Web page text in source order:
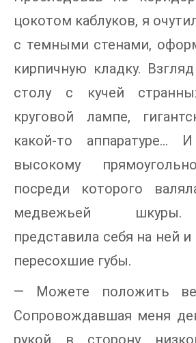
цокотом каблуков, я
с темными стенами,
кирпичную кладку.
столу с кучей
круговой лампе,
какой-то аппаратуре…
высокому
посреди которого
медвежьей
представила себя на ней
пересохшие губы.
— Можете положить
Сопровождавшая меня
рукой в сторону